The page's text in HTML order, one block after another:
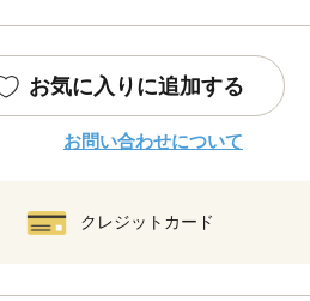
お気に入りに追加する
お問い合わせについて
クレジットカード